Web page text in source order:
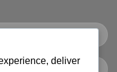
deliver